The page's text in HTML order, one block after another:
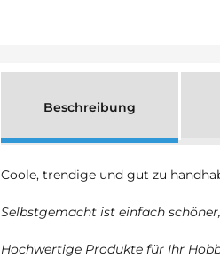
Beschreibung
Coole, trendige und gut zu
Selbstgemacht ist einfach
Hochwertige Produkte für Ihr